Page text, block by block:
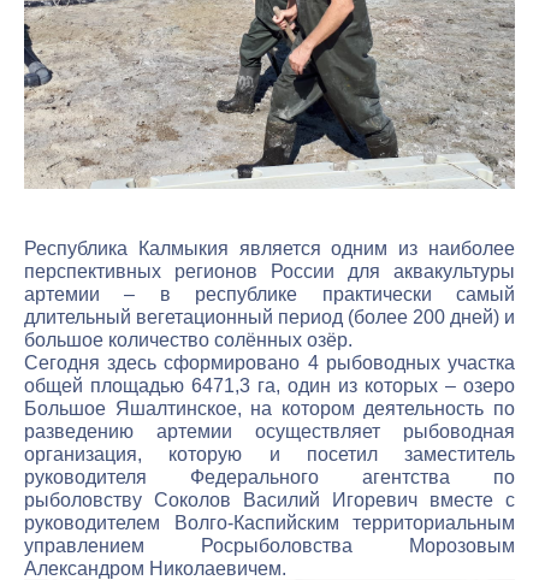
Республика Калмыкия является одним из наиболее
перспективных регионов России для аквакультуры
артемии – в республике практически самый
длительный вегетационный период (более 200 дней) и
большое количество солённых озёр.
Сегодня здесь сформировано 4 рыбоводных участка
общей площадью 6471,3 га, один из которых – озеро
Большое Яшалтинское, на котором деятельность по
разведению артемии осуществляет рыбоводная
организация, которую и посетил заместитель
руководителя Федерального агентства по
рыболовству Соколов Василий Игоревич вместе с
руководителем Волго-Каспийским территориальным
управлением Росрыболовства Морозовым
Александром Николаевичем.